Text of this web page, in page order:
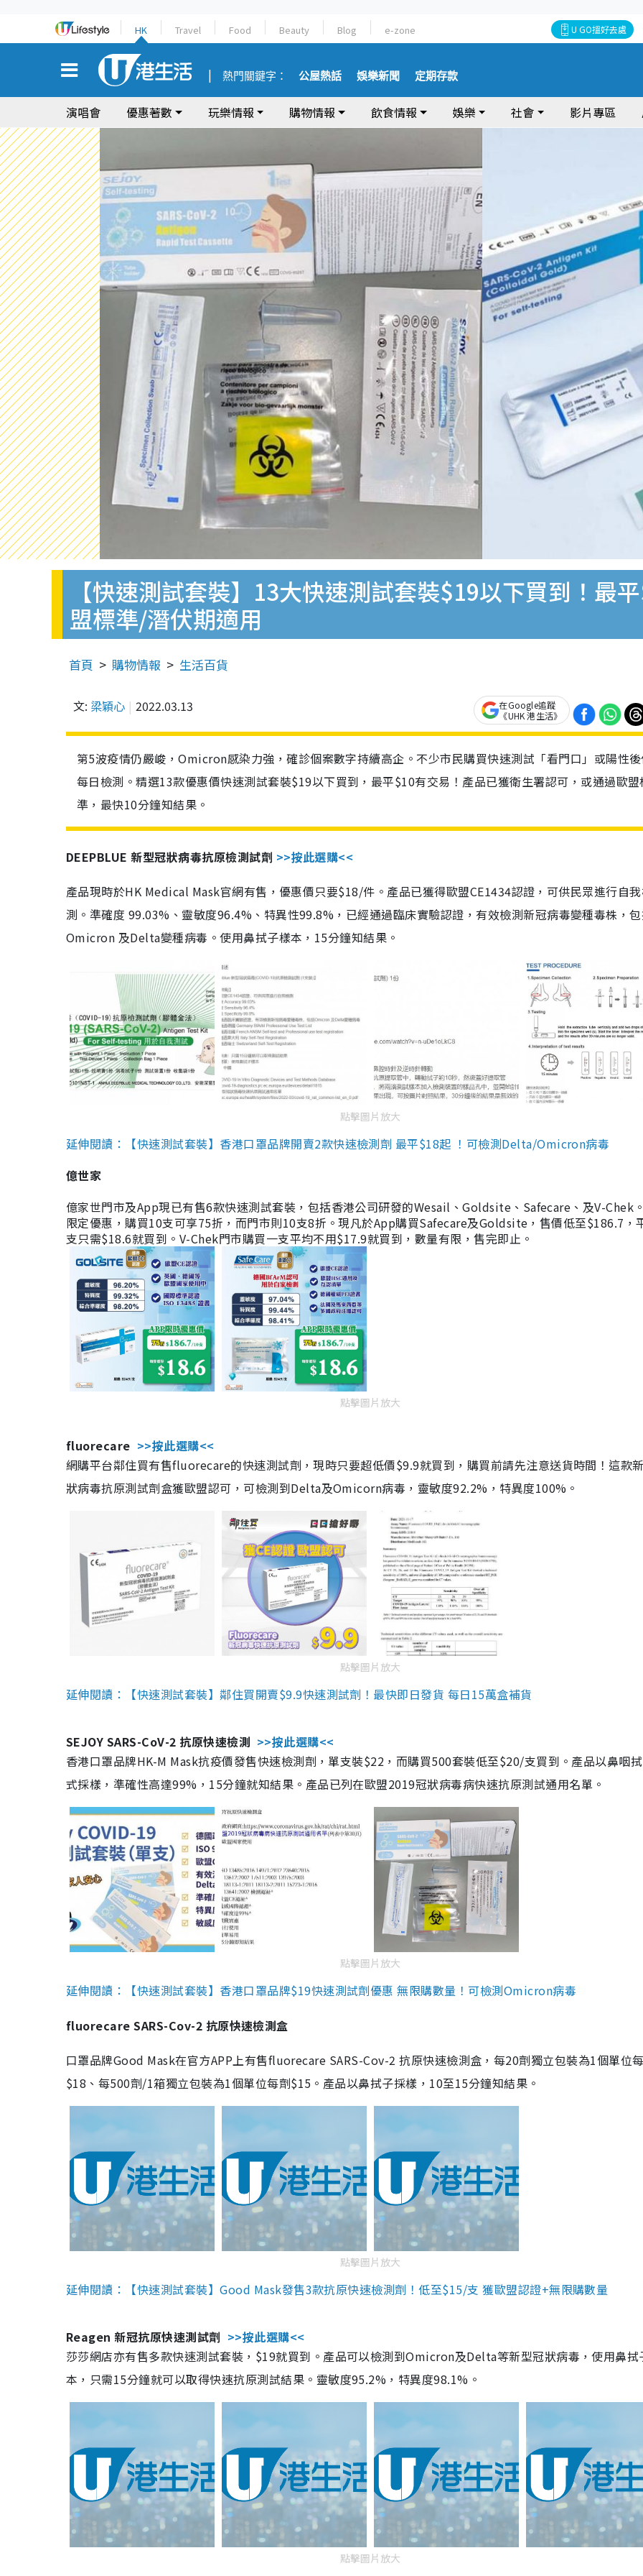
HK Travel Food Beauty Blog e-zone U GO搵好去處
熱門關鍵字： 公屋熱話 娛樂新聞 定期存款
演唱會 優惠著數 玩樂情報 購物情報 飲食情報 娛樂 社會 影片專區
【快速測試套裝】13大快速測試套裝$19以下買到！最
盟標準/潛伏期適用
首頁 購物情報 生活百貨
文: 梁穎心 2022.03.13
在Google追蹤
《UHK 港生活》
第5波疫情仍嚴峻，Omicron感染力強，確診個案數字持續高企。不少市民購買快速測試「看門口」或陽性
每日檢測。精選13款優惠價快速測試套裝$19以下買到，最平$10有交易！產品已獲衛生署認可，或通過歐盟
準，最快10分鐘知結果。
DEEPBLUE 新型冠狀病毒抗原檢測試劑 >>按此選購<<
產品現時於HK Medical Mask官網有售，優惠價只要$18/件。產品已獲得歐盟CE1434認證，可供民眾進行自
測。準確度 99.03%、靈敏度96.4%、特異性99.8%，已經通過臨床實驗認證，有效檢測新冠病毒變種毒株，
Omicron 及Delta變種病毒。使用鼻拭子樣本，15分鐘知結果。
點擊圖片放大
延伸閱讀：【快速測試套裝】香港口罩品牌開賣2款快速檢測劑 最平$18起 ！可檢測Delta/Omicron病毒
億世家
億家世門市及App現已有售6款快速測試套裝，包括香港公司研發的Wesail、Goldsite、Safecare、及V-Chek
限定優惠，購買10支可享75折，而門市則10支8折。現凡於App購買Safecare及Goldsite，售價低至$186.7，
支只需$18.6就買到。V-Chek門市購買一支平均不用$17.9就買到，數量有限，售完即止。
點擊圖片放大
fluorecare >>按此選購<<
網購平台鄰住買有售fluorecare的快速測試劑，現時只要超低價$9.9就買到，購買前請先注意送貨時間！這款
狀病毒抗原測試劑盒獲歐盟認可，可檢測到Delta及Omicorn病毒，靈敏度92.2%，特異度100%。
點擊圖片放大
延伸閱讀：【快速測試套裝】鄰住買開賣$9.9快速測試劑！最快即日發貨 每日15萬盒補貨
SEJOY SARS-CoV-2 抗原快速檢測 >>按此選購<<
香港口罩品牌HK-M Mask抗疫價發售快速檢測劑，單支裝$22，而購買500套裝低至$20/支買到。產品以鼻咽
式採樣，準確性高達99%，15分鐘就知結果。產品已列在歐盟2019冠狀病毒病快速抗原測試通用名單。
點擊圖片放大
延伸閱讀：【快速測試套裝】香港口罩品牌$19快速測試劑優惠 無限購數量！可檢測Omicron病毒
fluorecare SARS-Cov-2 抗原快速檢測盒
口罩品牌Good Mask在官方APP上有售fluorecare SARS-Cov-2 抗原快速檢測盒，每20劑獨立包裝為1個單位
$18、每500劑/1箱獨立包裝為1個單位每劑$15。產品以鼻拭子採樣，10至15分鐘知結果。
點擊圖片放大
延伸閱讀：【快速測試套裝】Good Mask發售3款抗原快速檢測劑！低至$15/支 獲歐盟認證+無限購數量
Reagen 新冠抗原快速測試劑 >>按此選購<<
莎莎網店亦有售多款快速測試套裝，$19就買到。產品可以檢測到Omicron及Delta等新型冠狀病毒，使用鼻拭
本，只需15分鐘就可以取得快速抗原測試結果。靈敏度95.2%，特異度98.1%。
點擊圖片放大